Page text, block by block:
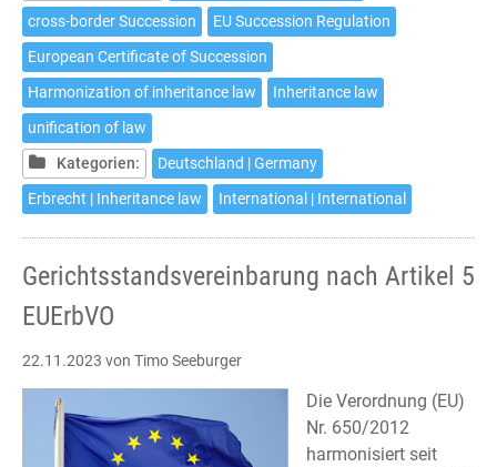
agreement
pursuant
to
Article
5
EU
Succession
Regulation
cross-border Succession
EU Succession Regulation
European Certificate of Succession
Harmonization of inheritance law
Inheritance law
unification of law
Kategorien:
Deutschland | Germany
Erbrecht | Inheritance law
International | International
Gerichtsstandsvereinbarung nach Artikel 5
EUErbVO
22.11.2023 von Timo Seeburger
Die Verordnung (EU)
Nr. 650/2012
harmonisiert seit